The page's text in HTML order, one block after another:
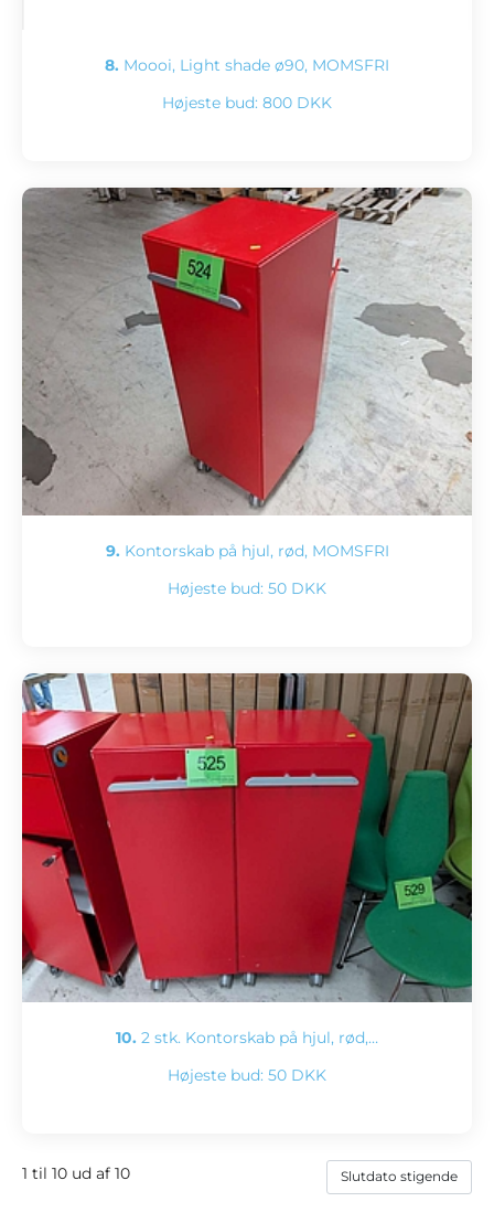
8. Moooi, Light shade ø90, MOMSFRI
Højeste bud: 800 DKK
9. Kontorskab på hjul, rød, MOMSFRI
Højeste bud: 50 DKK
10. 2 stk. Kontorskab på hjul, rød,…
Højeste bud: 50 DKK
1 til 10 ud af 10